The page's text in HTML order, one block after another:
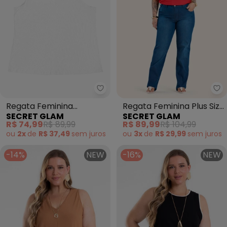
Secret Glam - Regata
Regata Feminina
Canelada Plus Size
(Branco)
SECRET GLAM
R$ 74,99R$ 89,99
ou 2x de R$ 37,49 sem juros
Regata Feminina Plus Size
(Vermelho)
SECRET GLAM
R$ 89,99R$ 104,99
ou 3x de R$ 29,99 sem juros
-14% NEW -16% NEW